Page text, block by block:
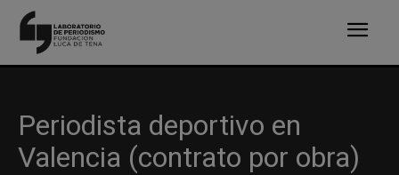
Periodista deportivo en
Valencia (contrato por obra)